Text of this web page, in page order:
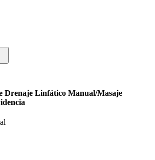
Drenaje Linfático Manual/Masaje